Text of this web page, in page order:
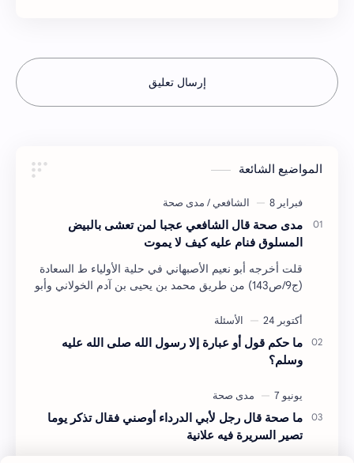
إرسال تعليق
المواضيع الشائعة
مدى صحة قال الشافعي عجبا لمن تعشى بالبيض
المسلوق فنام عليه كيف لا يموت
قلت أخرجه أبو نعيم الأصبهاني في حلية الأولياء ط السعادة
(ج9/ص143) من طريق محمد بن يحيى بن آدم الخولاني وأبو
ما حكم قول أو عبارة إلا رسول الله صلى الله عليه
وسلم؟
ما صحة قال رجل لأبي الدرداء أوصني فقال تذكر يوما
تصير السريرة فيه علانية